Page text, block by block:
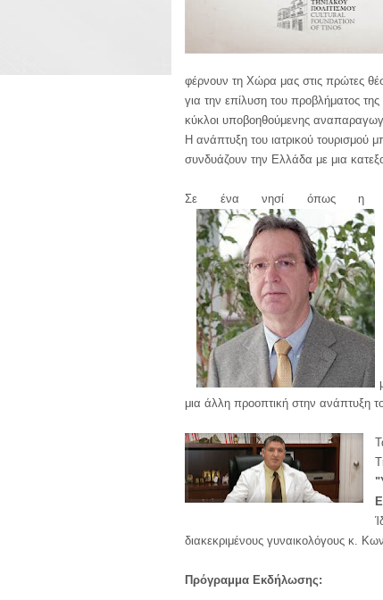
φέρνουν τη Χώρα μας στις πρώτες
για την επίλυση του προβλήματος
κύκλοι υποβοηθούμενης
Η ανάπτυξη του ιατρικού τουρισμού
συνδυάζουν την Ελλάδα με μια
Σε ένα νησί όπως η
μια άλλη προοπτική στην ανάπτυξη
διακεκριμένους γυναικολόγους κ.
Πρόγραμμα Εκδήλωσης: